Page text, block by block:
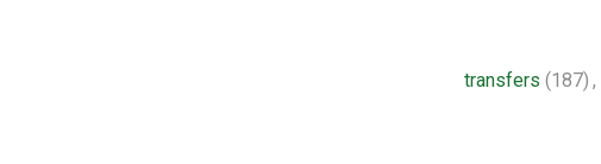
transfers (187) ,